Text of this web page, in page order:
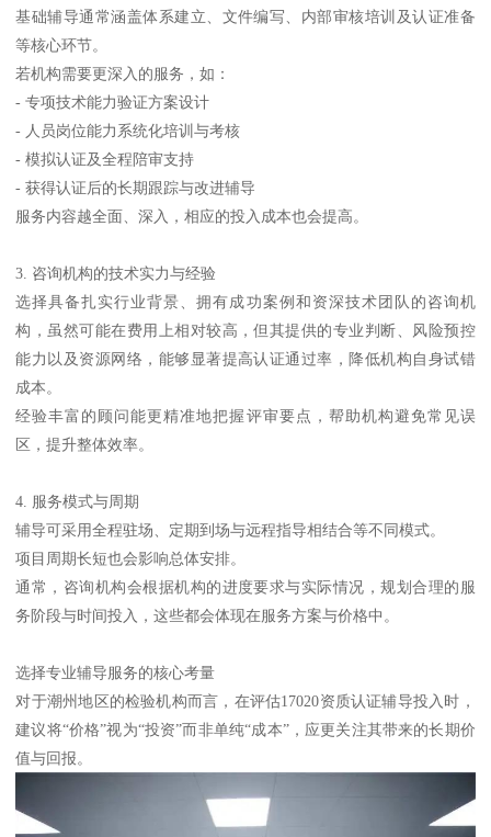
基础辅导通常涵盖体系建立、文件编写、内部审核培训及认证准备
等核心环节。
若机构需要更深入的服务，如：
- 专项技术能力验证方案设计
- 人员岗位能力系统化培训与考核
- 模拟认证及全程陪审支持
- 获得认证后的长期跟踪与改进辅导
服务内容越全面、深入，相应的投入成本也会提高。
3. 咨询机构的技术实力与经验
选择具备扎实行业背景、拥有成功案例和资深技术团队的咨询机
构，虽然可能在费用上相对较高，但其提供的专业判断、风险预控
能力以及资源网络，能够显著提高认证通过率，降低机构自身试错
成本。
经验丰富的顾问能更精准地把握评审要点，帮助机构避免常见误
区，提升整体效率。
4. 服务模式与周期
辅导可采用全程驻场、定期到场与远程指导相结合等不同模式。
项目周期长短也会影响总体安排。
通常，咨询机构会根据机构的进度要求与实际情况，规划合理的服
务阶段与时间投入，这些都会体现在服务方案与价格中。
选择专业辅导服务的核心考量
对于潮州地区的检验机构而言，在评估17020资质认证辅导投入时，
建议将“价格”视为“投资”而非单纯“成本”，应更关注其带来的长期价
值与回报。